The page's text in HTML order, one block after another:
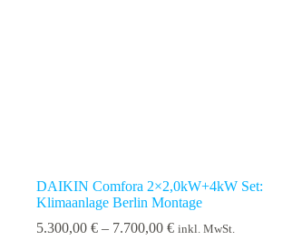
DAIKIN Comfora 2×2,0kW+4kW Set:
Klimaanlage Berlin Montage
5.300,00 € – 7.700,00 €Preisspanne:
inkl. MwSt.